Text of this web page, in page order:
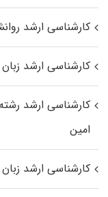
کارشناسی ارشد
کارشناسی ارشد
کارشناسی ارشد
اﻣﻴﻦ
کارشناسی ارشد